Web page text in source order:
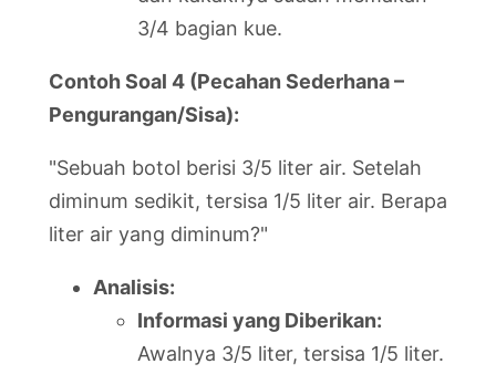
3/4 bagian kue.
Contoh Soal 4 (Pecahan Sederhana –
Pengurangan/Sisa):
"Sebuah botol berisi 3/5 liter air. Setelah
diminum sedikit, tersisa 1/5 liter air. Berapa
liter air yang diminum?"
Analisis:
Informasi yang Diberikan:
Awalnya 3/5 liter, tersisa 1/5 liter.